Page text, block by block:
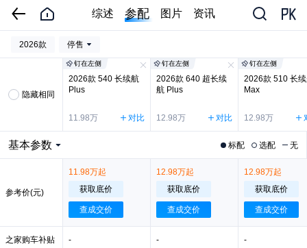
综述 参配 图片 资讯
2026款 停售
隐藏相同
钉在左侧
2026款 540 长续航
Plus
11.98万 对比
钉在左侧
2026款 640 超长续
航 Plus
12.98万 对比
钉在左侧
2026款 510 长
Max
12.98万
基本参数 标配 选配 无
参考价(元)
11.98万起
获取底价
查成交价
12.98万起
获取底价
查成交价
12.98万起
获取底价
查成交价
之家购车补贴 - - -